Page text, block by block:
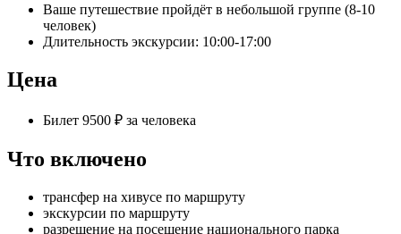
Ваше путешествие пройдёт в небольшой группе (8-10
человек)
Длительность экскурсии: 10:00-17:00
Цена
Билет 9500 ₽ за человека
Что включено
трансфер на хивусе по маршруту
экскурсии по маршруту
разрешение на посещение национального парка